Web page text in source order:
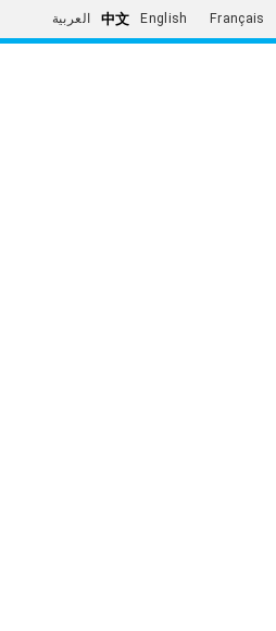
العربية 中文 English Français